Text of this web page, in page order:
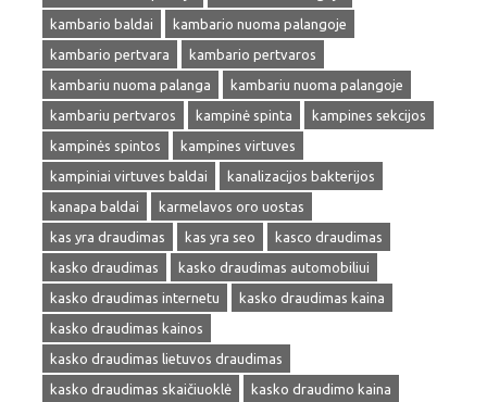
kambario baldai
kambario nuoma palangoje
kambario pertvara
kambario pertvaros
kambariu nuoma palanga
kambariu nuoma palangoje
kambariu pertvaros
kampinė spinta
kampines sekcijos
kampinės spintos
kampines virtuves
kampiniai virtuves baldai
kanalizacijos bakterijos
kanapa baldai
karmelavos oro uostas
kas yra draudimas
kas yra seo
kasco draudimas
kasko draudimas
kasko draudimas automobiliui
kasko draudimas internetu
kasko draudimas kaina
kasko draudimas kainos
kasko draudimas lietuvos draudimas
kasko draudimas skaičiuoklė
kasko draudimo kaina